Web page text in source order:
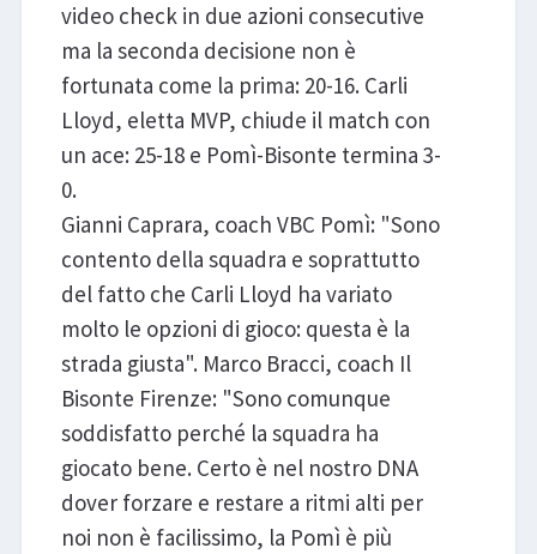
video check in due azioni consecutive
ma la seconda decisione non è
fortunata come la prima: 20-16. Carli
Lloyd, eletta MVP, chiude il match con
un ace: 25-18 e Pomì-Bisonte termina 3-
0.
Gianni Caprara, coach VBC Pomì: "Sono
contento della squadra e soprattutto
del fatto che Carli Lloyd ha variato
molto le opzioni di gioco: questa è la
strada giusta". Marco Bracci, coach Il
Bisonte Firenze: "Sono comunque
soddisfatto perché la squadra ha
giocato bene. Certo è nel nostro DNA
dover forzare e restare a ritmi alti per
noi non è facilissimo, la Pomì è più